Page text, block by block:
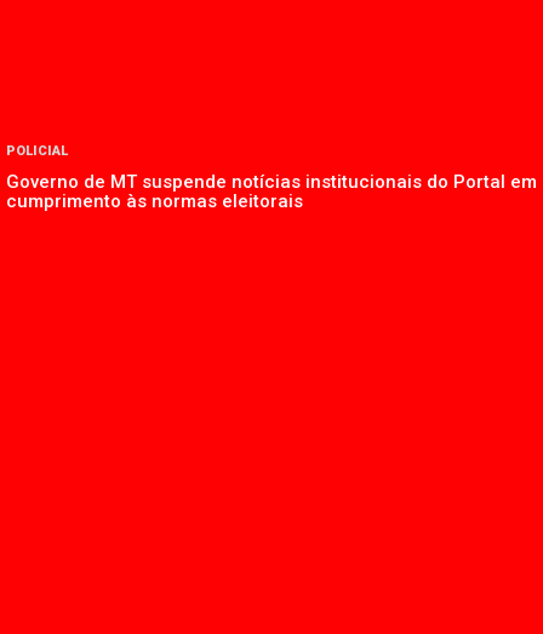
POLICIAL
Governo de MT suspende notícias institucionais do Portal em
cumprimento às normas eleitorais